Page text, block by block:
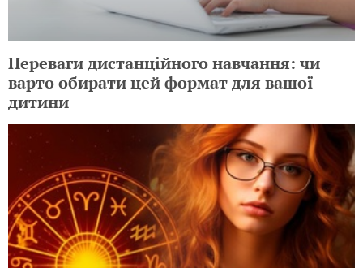
Переваги дистанційного навчання: чи
варто обирати цей формат для вашої
дитини